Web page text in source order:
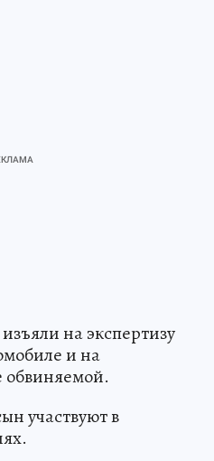
на экспертизу
и на
обвиняемой.
участвуют в